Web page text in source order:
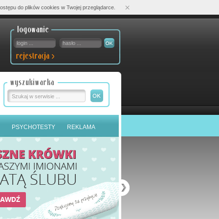
PSYCHOTESTY REKLAMA
do plików cookies w Twojej przeglądarce. ×